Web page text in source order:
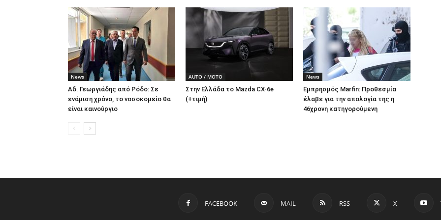
News
Αδ. Γεωργιάδης από Ρόδο: Σε
ενάμιση χρόνο, το νοσοκομείο θα
είναι καινούργιο
AUTO / MOTO
Στην Ελλάδα το Mazda CX-6e
(+τιμή)
News
Εμπρησμός Marfin: Προθεσμία
έλαβε για την απολογία της η
46χρονη κατηγορούμενη
FACEBOOK MAIL RSS X